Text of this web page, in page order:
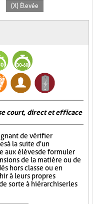
(X) Élevée
court, direct et efficace
de vérifier
à la suite d'un
aux élèves de formuler
de la matière ou de
hors classe ou en
à leurs propres
sorte à hiérarchiser les